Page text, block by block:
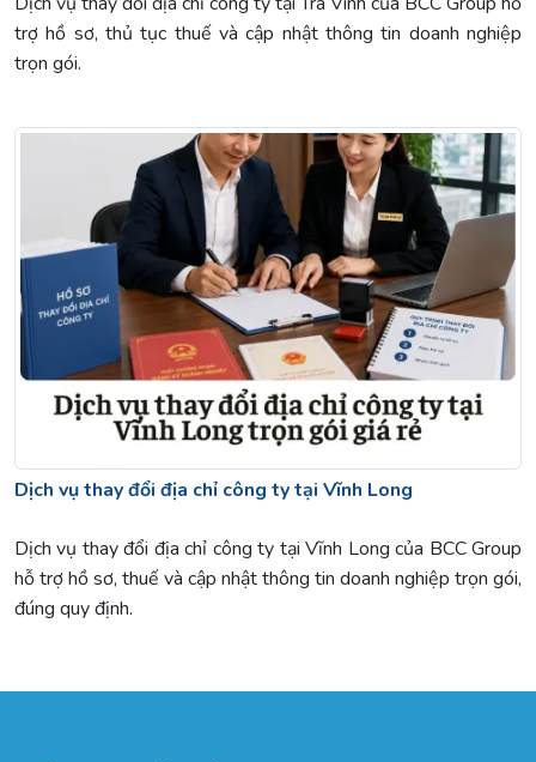
trợ hồ sơ, thủ tục thuế và cập nhật thông tin doanh nghiệp
trọn gói.
Dịch vụ thay đổi địa chỉ công ty tại Vĩnh Long
Dịch vụ thay đổi địa chỉ công ty tại Vĩnh Long của BCC Group
hỗ trợ hồ sơ, thuế và cập nhật thông tin doanh nghiệp trọn gói,
đúng quy định.